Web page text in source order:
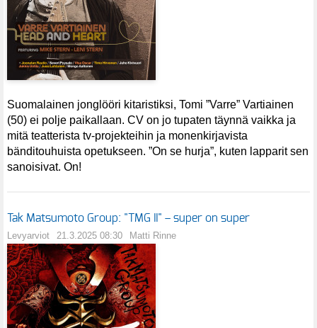
Suomalainen jonglööri kitaristiksi, Tomi ”Varre” Vartiainen
(50) ei polje paikallaan. CV on jo tupaten täynnä vaikka ja
mitä teatterista tv-projekteihin ja monenkirjavista
bänditouhuista opetukseen. ”On se hurja”, kuten lapparit sen
sanoisivat. On!
Tak Matsumoto Group: "TMG II" – super on super
Levyarviot 21.3.2025 08:30 Matti Rinne